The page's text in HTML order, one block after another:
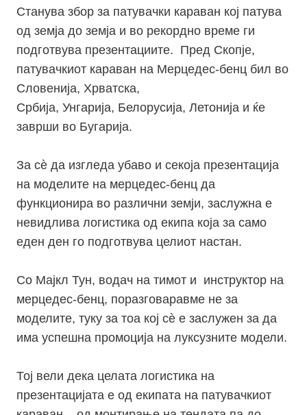
Станува збор за патувачки караван кој патува
од земја до земја и во рекордно време ги
подготвува презентациите. Пред Скопје,
патувачкиот караван на Мерцедес-бенц бил во
Словенија, Хрватска,
Србија, Унгарија, Белорусија, Летонија и ќе
заврши во Бугарија.
За сѐ да изгледа убаво и секоја презентација
на моделите на мерцедес-бенц да
функционира во различни земји, заслужна е
невидлива логистика од екипа која за само
еден ден го подготвува целиот настан.
Со Мајкл Тун, водач на тимот и инструктор на
мерцедес-бенц, поразговаравме не за
моделите, туку за тоа кој сѐ е заслужен за да
има успешна промоција на луксузните модели.
Тој вели дека целата логистика на
презентацијата е од екипата на патувачкиот